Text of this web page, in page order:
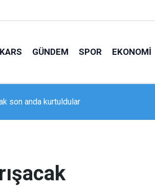
KARS GÜNDEM SPOR EKONOMI
2 yaralı